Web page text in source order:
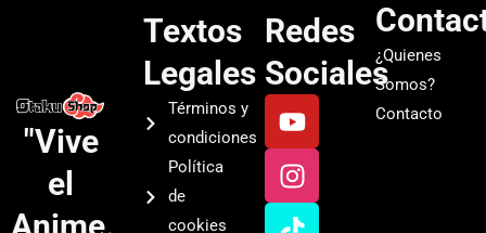
"Vive
el
Textos
Legales
Términos y
condiciones
Política
de
cookies
Redes
Sociales
Y
o
u
t
u
I
n
s
t
a
T
i
k
t
o
S
p
o
t
i
¿Quienes
Somos?
Contacto